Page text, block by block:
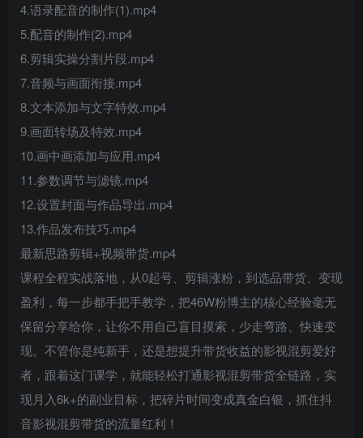
4.语录配音的制作(1).mp4
5.配音的制作(2).mp4
6.剪辑实操分割片段.mp4
7.音频与画面衔接.mp4
8.文本添加与文字特效.mp4
9.画面转场及特效.mp4
10.画中画添加与应用.mp4
11.参数调节与滤镜.mp4
12.设置封面与作品导出.mp4
13.作品发布技巧.mp4
最新思路剪辑+视频带货.mp4
课程全程实战落地，从0起号、剪辑涨粉，到选品带货、变现
盈利，每一步都手把手教学，把46W粉博主的核心经验毫无
保留分享给你，让你不用自己盲目摸索，少走弯路、快速变
现。不管你是纯新手，还是想提升带货收益的影视混剪爱好
者，跟着这门课学，就能轻松打通影视混剪带货全链路，实
现月入6k+的副业目标，把碎片时间变成真金白银，抓住抖
音影视混剪带货的流量红利！